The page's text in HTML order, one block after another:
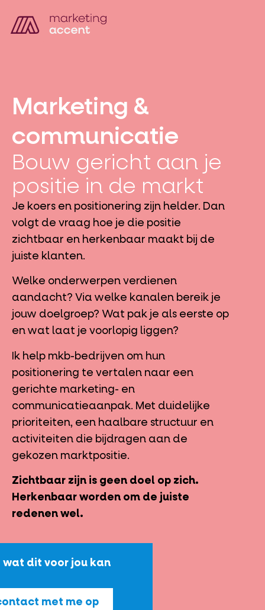
Marketing &
communicatie
Bouw gericht aan je
positie in de markt
Je koers en positionering zijn helder. Dan
volgt de vraag hoe je die positie
zichtbaar en herkenbaar maakt bij de
juiste klanten.
Welke onderwerpen verdienen
aandacht? Via welke kanalen bereik je
jouw doelgroep? Wat pak je als eerste op
en wat laat je voorlopig liggen?
Ik help mkb-bedrijven om hun
positionering te vertalen naar een
gerichte marketing- en
communicatieaanpak. Met duidelijke
prioriteiten, een haalbare structuur en
activiteiten die bijdragen aan de
gekozen marktpositie.
Zichtbaar zijn is geen doel op zich.
Herkenbaar worden om de juiste
redenen wel.
wat dit voor jou kan
met me op